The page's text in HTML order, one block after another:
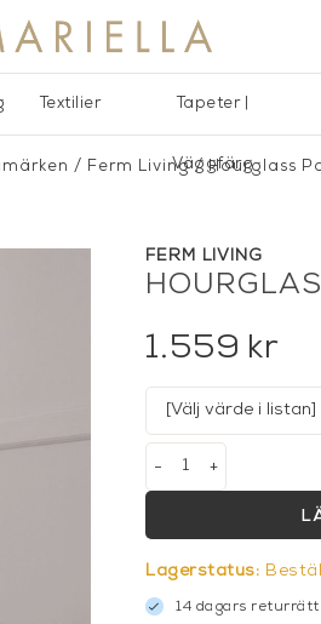
Textilier Tapeter |
Väggfärg
/ Ferm Living/Hourglass
FERM LIVING
1.559 kr
+
-
Lagerstatus:
14 dagars returrätt